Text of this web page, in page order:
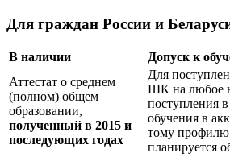
Для граждан России и
В наличии
Допуск к
Аттестат о среднем
(полном) общем
образовании,
полученный в 2015 и
последующих годах
Для
ШК на любое
поступления в
обучения в
тому
планируется